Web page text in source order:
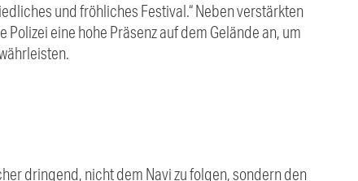
und fröhliches Festival.“ Neben verstärkten
eine hohe Präsenz auf dem Gelände an, um
dringend, nicht dem Navi zu folgen, sondern den